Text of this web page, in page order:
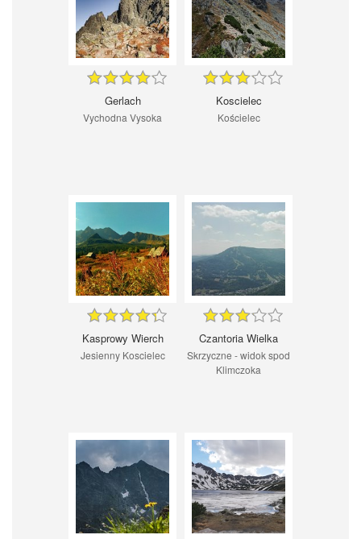
Gerlach
Vychodna Vysoka
Koscielec
Kościelec
Kasprowy Wierch
Jesienny Koscielec
Czantoria Wielka
Skrzyczne - widok spod
Klimczoka